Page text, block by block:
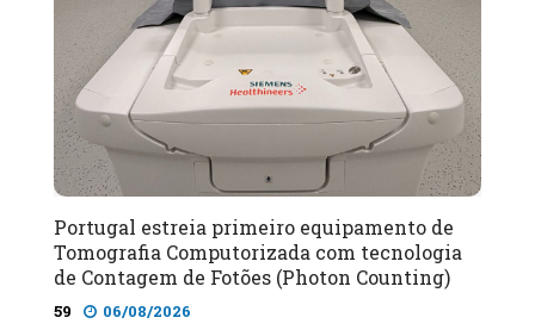
Portugal estreia primeiro equipamento de
Tomografia Computorizada com tecnologia
de Contagem de Fotões (Photon Counting)
59 06/08/2026